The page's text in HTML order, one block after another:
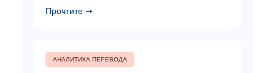
Прочтите ➞
АНАЛИТИКА ПЕРЕВОДА